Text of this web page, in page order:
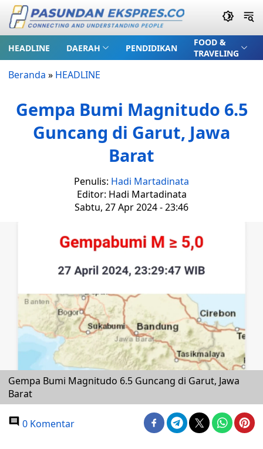
HEADLINE DAERAH PENDIDIKAN
FOOD &
TRAVELING
Beranda » HEADLINE
Gempa Bumi Magnitudo 6.5
Guncang di Garut, Jawa
Barat
Penulis: Hadi Martadinata
Editor: Hadi Martadinata
Sabtu, 27 Apr 2024 - 23:46
Gempa Bumi Magnitudo 6.5 Guncang di Garut, Jawa
Barat
0 Komentar